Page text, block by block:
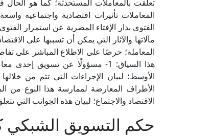
تعلقت بالمعاملات المستحدثة؛ كما هو الحال
المعاملات تأثيرات اقتصادية واجتماعية
الفتوى بدار الإفتاء المصرية عن استمرار
مآلاتها والآثار التي يمكن أن تسببها على
المعاملة؛ حرصًا على الاطلاع المباشر على
هذا السياق: 1- مسؤولًا عن تسويق
الاقتصاد والاجتماع؛ لبيان هذه الجوانب التي
حكم التسويق الشبكي